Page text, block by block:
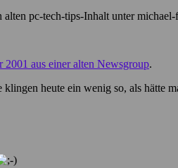
alten pc-tech-tips-Inhalt unter michael-
2001 aus einer alten Newsgroup.
heute ein wenig so, als hätte